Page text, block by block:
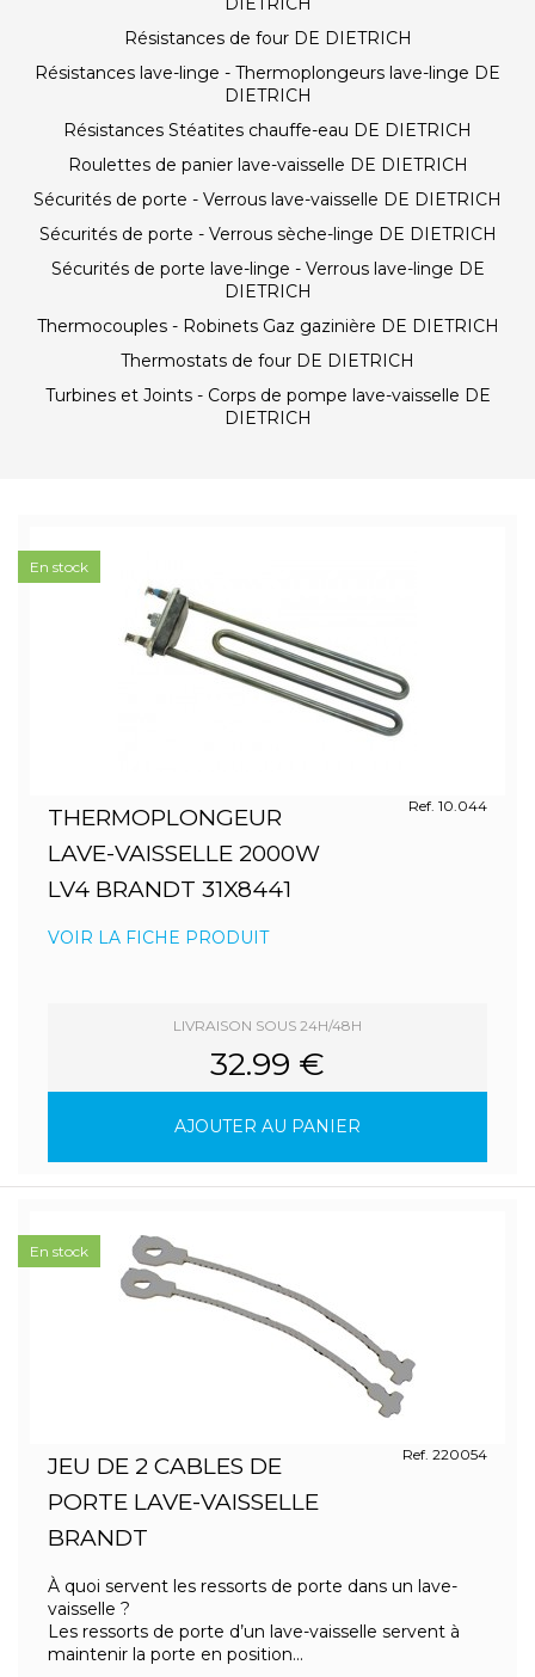
Résistances de four DE DIETRICH
Résistances lave-linge - Thermoplongeurs lave-linge DE
DIETRICH
Résistances Stéatites chauffe-eau DE DIETRICH
Roulettes de panier lave-vaisselle DE DIETRICH
Sécurités de porte - Verrous lave-vaisselle DE DIETRICH
Sécurités de porte - Verrous sèche-linge DE DIETRICH
Sécurités de porte lave-linge - Verrous lave-linge DE
DIETRICH
Thermocouples - Robinets Gaz gazinière DE DIETRICH
Thermostats de four DE DIETRICH
Turbines et Joints - Corps de pompe lave-vaisselle DE
DIETRICH
THERMOPLONGEUR
LAVE-VAISSELLE 2000W
LV4 BRANDT 31X8441
Ref. 10.044
VOIR LA FICHE PRODUIT
LIVRAISON SOUS 24H/48H
32.99 €
AJOUTER AU PANIER
En stock
JEU DE 2 CABLES DE
PORTE LAVE-VAISSELLE
BRANDT
Ref. 220054
À quoi servent les ressorts de porte dans un lave-
vaisselle ?
Les ressorts de porte d’un lave-vaisselle servent à
maintenir la porte en position...
En stock